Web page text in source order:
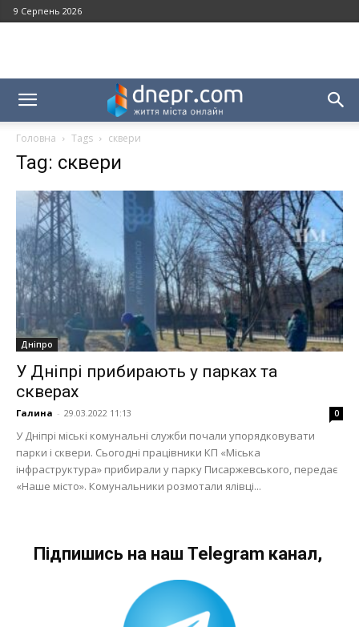
9 Серпень 2026
Головна Tags сквери
Tag: сквери
Дніпро
У Дніпрі прибирають у парках та
скверах
Галина - 29.03.2022 11:13 0
У Дніпрі міські комунальні служби почали упорядковувати
парки і сквери. Сьогодні працівники КП «Міська
інфраструктура» прибирали у парку Писаржевського, передає
«Наше місто». Комунальники розмотали ялівці...
Підпишись на наш Telegram канал,